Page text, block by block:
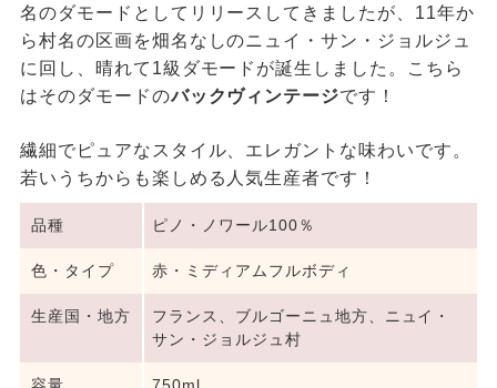
名のダモードとしてリリースしてきましたが、11年か
ら村名の区画を畑名なしのニュイ・サン・ジョルジュ
に回し、晴れて1級ダモードが誕生しました。こちら
はそのダモードのバックヴィンテージです！
繊細でピュアなスタイル、エレガントな味わいです。
若いうちからも楽しめる人気生産者です！
品種 ピノ・ノワール100％
色・タイプ 赤・ミディアムフルボディ
生産国・地方
フランス、ブルゴーニュ地方、ニュイ・
サン・ジョルジュ村